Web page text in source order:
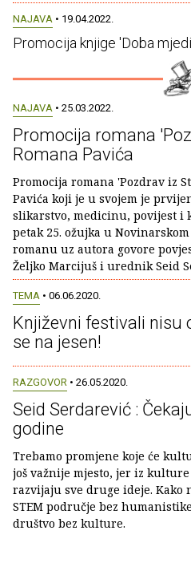
NAJAVA • 19.04.2022.
Promocija knjige 'Doba
NAJAVA • 25.03.2022.
Promocija romana
Romana Pavića
Promocija romana 'Pozdrav iz
Pavića koji je u svojem je
slikarstvo, medicinu, povijest i
petak 25. ožujka u
romanu uz autora govore
Željko Marcijuš i urednik Seid
TEMA • 06.06.2020.
Književni festivali nisu
se na jesen!
RAZGOVOR • 26.05.2020.
Seid Serdarević :
godine
Trebamo promjene koje će
još važnije mjesto, jer iz
razvijaju sve druge ideje. Kako
STEM područje bez
društvo bez kulture.